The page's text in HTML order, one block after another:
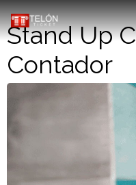
Stand Up
Contador